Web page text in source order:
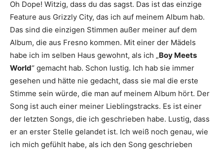
Oh Dope! Witzig, dass du das sagst. Das ist das einzige
Feature aus Grizzly City, das ich auf meinem Album hab.
Das sind die einzigen Stimmen außer meiner auf dem
Album, die aus Fresno kommen. Mit einer der Mädels
habe ich im selben Haus gewohnt, als ich „Boy Meets
World“ gemacht hab. Schon lustig. Ich hab sie immer
gesehen und hätte nie gedacht, dass sie mal die erste
Stimme sein würde, die man auf meinem Album hört. Der
Song ist auch einer meiner Lieblingstracks. Es ist einer
der letzten Songs, die ich geschrieben habe. Lustig, dass
er an erster Stelle gelandet ist. Ich weiß noch genau, wie
ich mich gefühlt habe, als ich den Song geschrieben